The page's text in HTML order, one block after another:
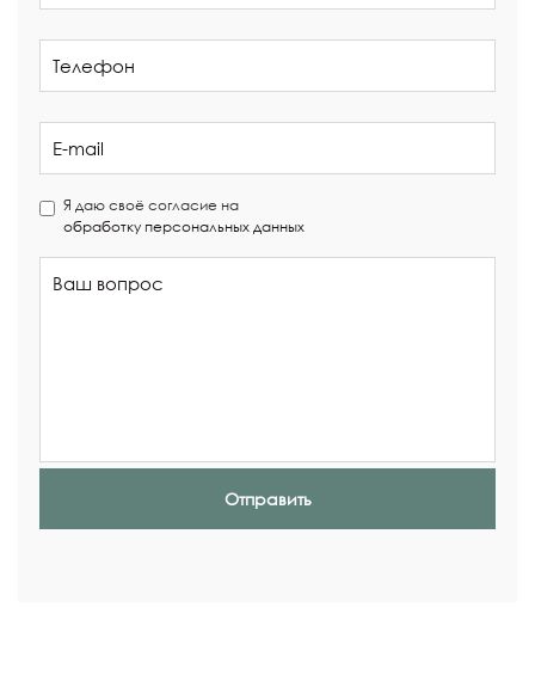
Я даю своё согласие на
обработку персональных данных
Отправить